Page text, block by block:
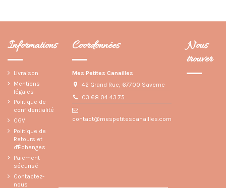
Informations
Livraison
Mentions
légales
Politique de
confidentialité
CGV
Politique de
Retours et
d'Échanges
Paiement
sécurisé
Contactez-
nous
Coordonnées
Mes Petites Canailles
42 Grand Rue, 67700 Saverne
03 68 04 43 75
contact@mespetitescanailles.com
Nous
trouver